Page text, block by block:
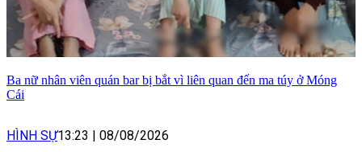
Ba nữ nhân viên quán bar bị bắt vì liên quan đến ma túy ở Móng
Cái
HÌNH SỰ13:23 08/08/2026